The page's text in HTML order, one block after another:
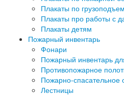
Плакаты по
Плакаты про работы с
Плакаты детям
Пожарный инвентарь
Фонари
Пожарный инвентарь
Противопожарное
Пожарно-спасательное
Лестницы